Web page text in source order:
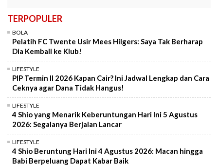
TERPOPULER
BOLA
Pelatih FC Twente Usir Mees Hilgers: Saya Tak Berharap
Dia Kembali ke Klub!
LIFESTYLE
PIP Termin II 2026 Kapan Cair? Ini Jadwal Lengkap dan Cara
Ceknya agar Dana Tidak Hangus!
LIFESTYLE
4 Shio yang Menarik Keberuntungan Hari Ini 5 Agustus
2026: Segalanya Berjalan Lancar
LIFESTYLE
4 Shio Beruntung Hari Ini 4 Agustus 2026: Macan hingga
Babi Berpeluang Dapat Kabar Baik